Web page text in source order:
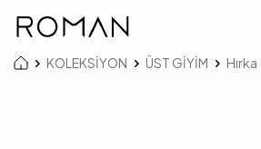
KOLEKSİYON ÜST GİYİM Hırka